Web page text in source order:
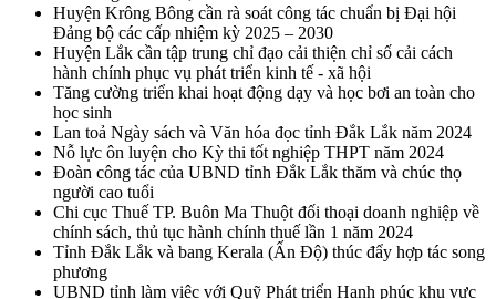
Huyện Krông Bông cần rà soát công tác chuẩn bị Đại hội
Đảng bộ các cấp nhiệm kỳ 2025 – 2030
Huyện Lắk cần tập trung chỉ đạo cải thiện chỉ số cải cách
hành chính phục vụ phát triển kinh tế - xã hội
Tăng cường triển khai hoạt động dạy và học bơi an toàn cho
học sinh
Lan toả Ngày sách và Văn hóa đọc tỉnh Đắk Lắk năm 2024
Nỗ lực ôn luyện cho Kỳ thi tốt nghiệp THPT năm 2024
Đoàn công tác của UBND tỉnh Đắk Lắk thăm và chúc thọ
người cao tuổi
Chi cục Thuế TP. Buôn Ma Thuột đối thoại doanh nghiệp về
chính sách, thủ tục hành chính thuế lần 1 năm 2024
Tỉnh Đắk Lắk và bang Kerala (Ấn Độ) thúc đẩy hợp tác song
phương
UBND tỉnh làm việc với Quỹ Phát triển Hạnh phúc khu vực